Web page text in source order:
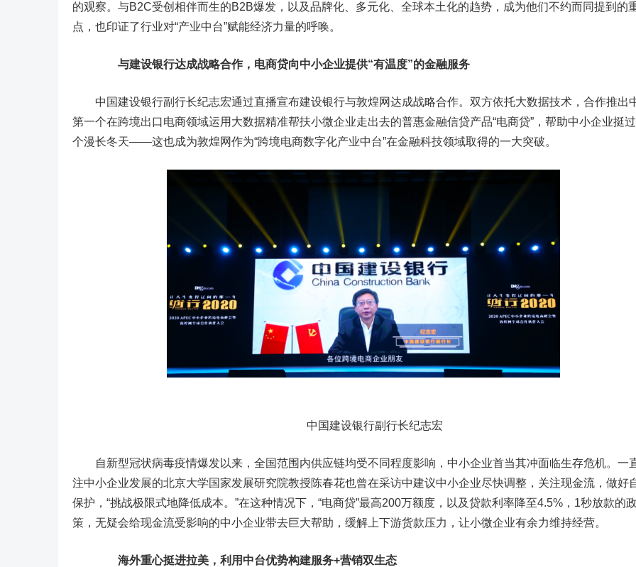
的观察。与B2C受创相伴而生的B2B爆发，以及品牌化、多元化、全球本土化的趋势，成为他们不约而同提到的
点，也印证了行业对“产业中台”赋能经济力量的呼唤。
与建设银行达成战略合作，电商贷向中小企业提供“有温度”的金融服务
中国建设银行副行长纪志宏通过直播宣布建设银行与敦煌网达成战略合作。双方依托大数据技术，合作推出
第一个在跨境出口电商领域运用大数据精准帮扶小微企业走出去的普惠金融信贷产品“电商贷”，帮助中小企业挺
个漫长冬天——这也成为敦煌网作为“跨境电商数字化产业中台”在金融科技领域取得的一大突破。
中国建设银行副行长纪志宏
自新型冠状病毒疫情爆发以来，全国范围内供应链均受不同程度影响，中小企业首当其冲面临生存危机。一
注中小企业发展的北京大学国家发展研究院教授陈春花也曾在采访中建议中小企业尽快调整，关注现金流，做好
保护，“挑战极限式地降低成本。”在这种情况下，“电商贷”最高200万额度，以及贷款利率降至4.5%，1秒放款的政
策，无疑会给现金流受影响的中小企业带去巨大帮助，缓解上下游货款压力，让小微企业有余力维持经营。
海外重心挺进拉美，利用中台优势构建服务+营销双生态